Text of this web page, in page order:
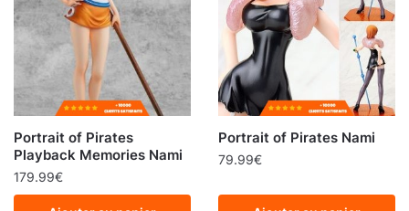
Portrait of Pirates
Playback Memories Nami
179.99€
Portrait of Pirates Nami
79.99€